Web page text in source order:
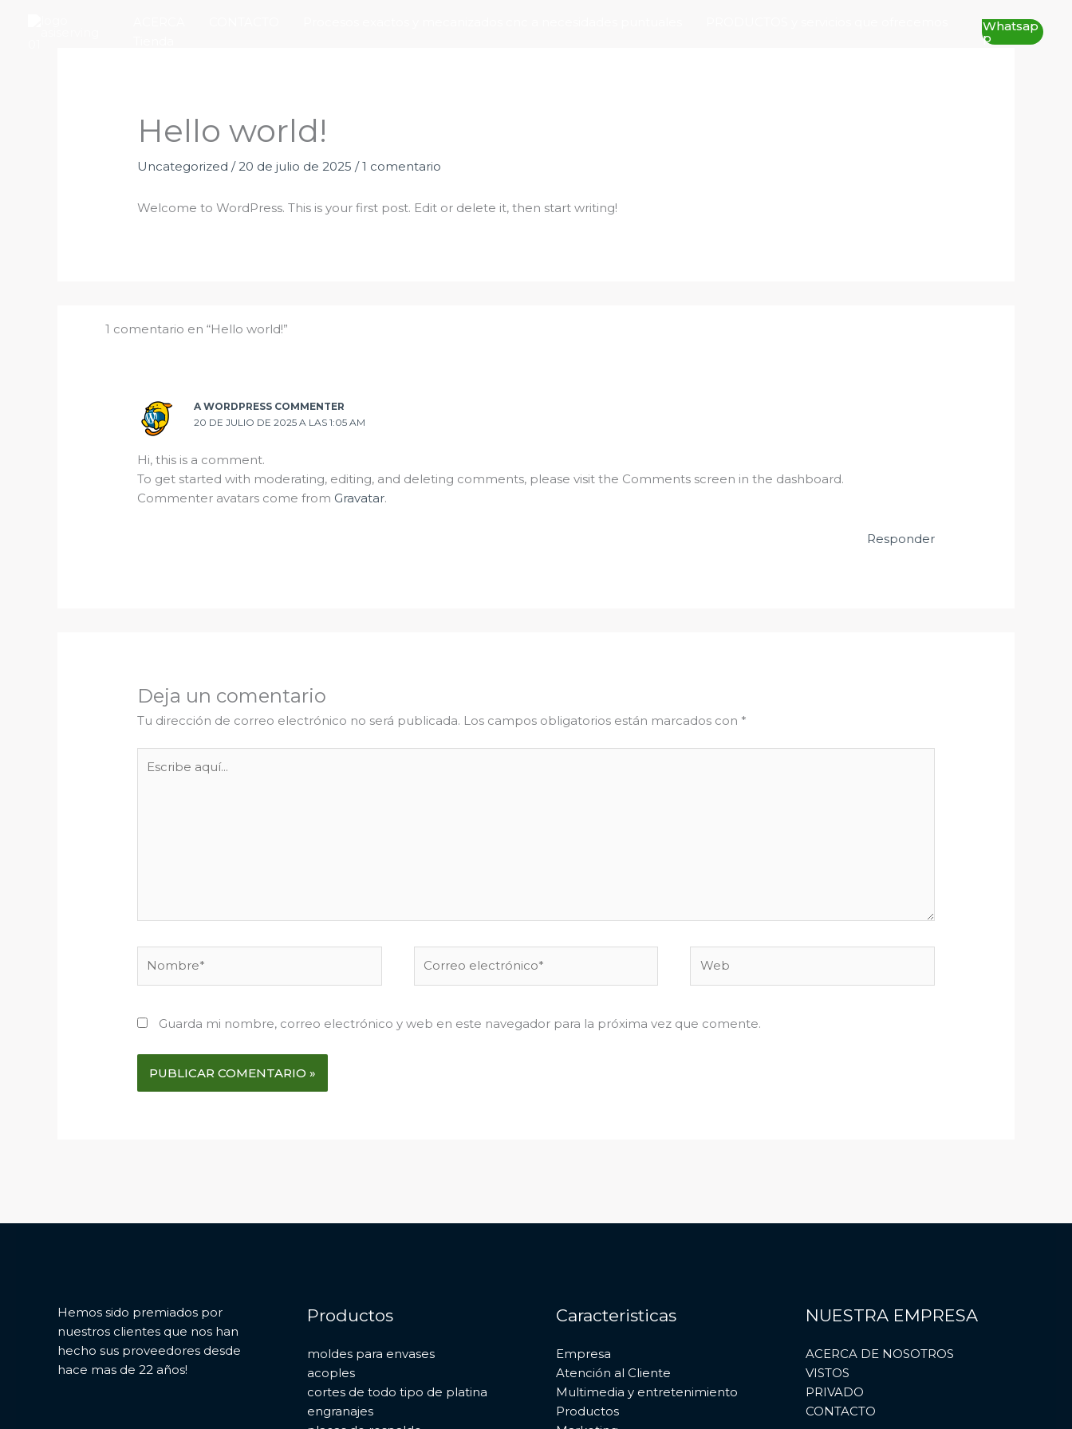
Whatsap
P
Hello world!
Uncategorized /20 de julio de 2025/1 comentario
Welcome to WordPress. This is your first post. Edit or delete it, then start writing!
1 comentario en “Hello world!”
A WORDPRESS COMMENTER
20 DE JULIO DE 2025 A LAS 1:05 AM
Hi, this is a comment.
To get started with moderating, editing, and deleting comments, please visit the Comments screen in the dashboard.
Commenter avatars come from Gravatar.
Responder
Deja un comentario
Tu dirección de correo electrónico no será publicada. Los campos obligatorios están marcados con *
aquí...
electrónico*
Guarda mi nombre, correo electrónico y web en este navegador para la próxima vez que comente.
Hemos sido premiados por
nuestros clientes que nos han
hecho sus proveedores desde
hace mas de 22 años!
Productos
moldes para envases
acoples
cortes de todo tipo de platina
engranajes
Caracteristicas
Empresa
Atención al Cliente
Multimedia y entretenimiento
Productos
NUESTRA EMPRESA
ACERCA DE NOSOTROS
VISTOS
PRIVADO
CONTACTO